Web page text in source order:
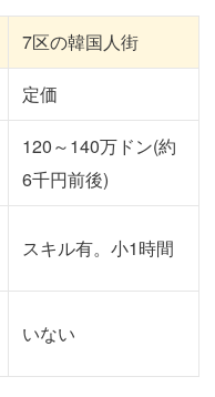
7区の韓国人街
定価
120～140万ドン(約
6千円前後)
スキル有。小1時間
いない